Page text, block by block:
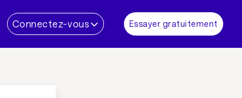
Connectez-vous Essayer gratuitement